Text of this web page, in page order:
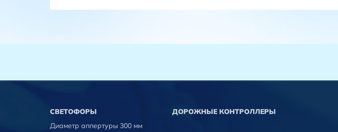
CВЕТОФОРЫ
Диаметр аппертуры 300 мм
ДОРОЖНЫЕ КОНТРОЛЛЕРЫ